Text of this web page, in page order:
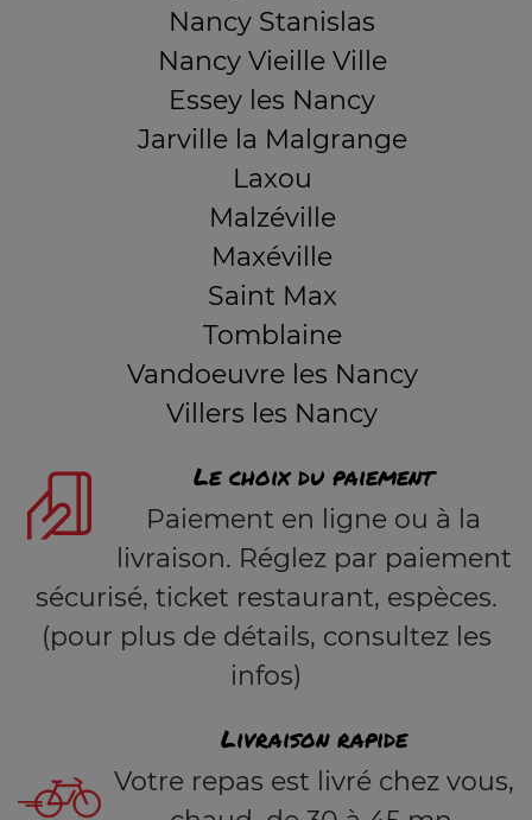
Nancy Stanislas
Nancy Vieille Ville
Essey les Nancy
Jarville la Malgrange
Laxou
Malzéville
Maxéville
Saint Max
Tomblaine
Vandoeuvre les Nancy
Villers les Nancy
Le choix du paiement
Paiement en ligne ou à la
livraison. Réglez par paiement
sécurisé, ticket restaurant, espèces.
(pour plus de détails, consultez les
infos)
Livraison rapide
Votre repas est livré chez vous,